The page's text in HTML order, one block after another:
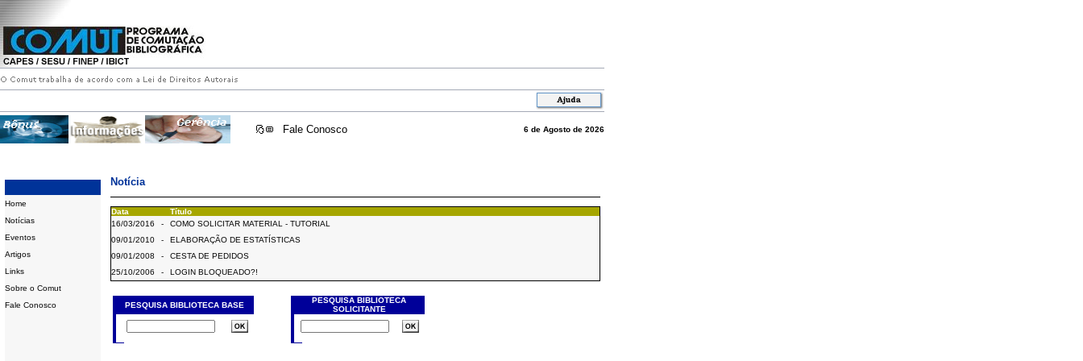
Fale Conosco 6 de Agosto de 2026
Home
Notícias
Eventos
Artigos
Links
Sobre o Comut
Fale Conosco
Notícia
Data
Título
16/03/2016
-
COMO SOLICITAR MATERIAL - TUTORIAL
09/01/2010
-
ELABORAÇÃO DE ESTATÍSTICAS
09/01/2008
-
CESTA DE PEDIDOS
25/10/2006
- LOGIN BLOQUEADO?!
PESQUISA BIBLIOTECA BASE
PESQUISA BIBLIOTECA
SOLICITANTE